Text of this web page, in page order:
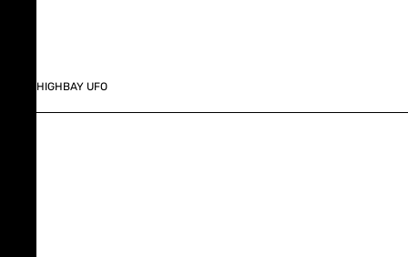
HIGHBAY UFO